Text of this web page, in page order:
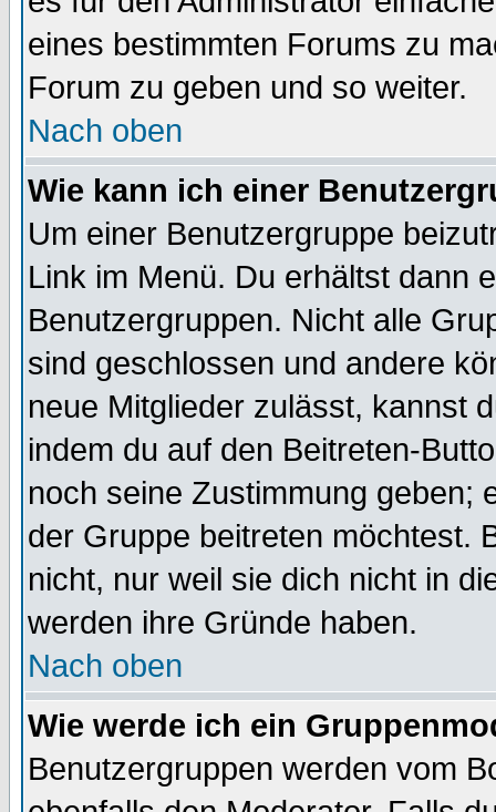
eines bestimmten Forums zu
Forum zu geben und so weiter.
Nach oben
Wie kann ich einer
Um einer Benutzergruppe
Link im Menü. Du erhältst dann
Benutzergruppen. Nicht alle
sind geschlossen und andere
neue Mitglieder zulässt, kannst
indem du auf den Beitreten-
noch seine Zustimmung geben;
der Gruppe beitreten möchtest.
nicht, nur weil sie dich nicht in
werden ihre Gründe haben.
Nach oben
Wie werde ich ein
Benutzergruppen werden vom